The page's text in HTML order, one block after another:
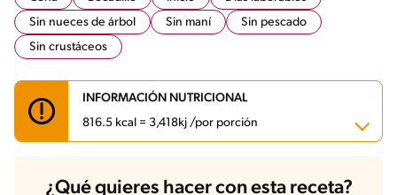
Sin nueces de árbol
Sin maní
Sin pescado
Sin crustáceos
INFORMACIÓN NUTRICIONAL
816.5 kcal = 3,418kj /por porción
Carbohidratos
64.8 g
¿Qué quieres hacer con esta receta?